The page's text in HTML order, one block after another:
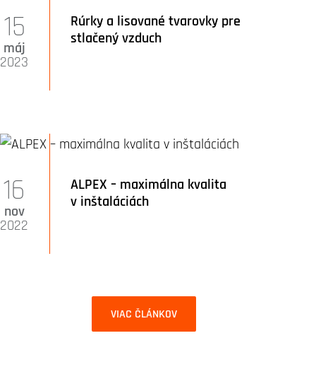
Rúrky a lisované tvarovky pre
stlačený vzduch
15
máj
2023
ALPEX – maximálna kvalita
v inštaláciách
16
nov
2022
VIAC ČLÁNKOV